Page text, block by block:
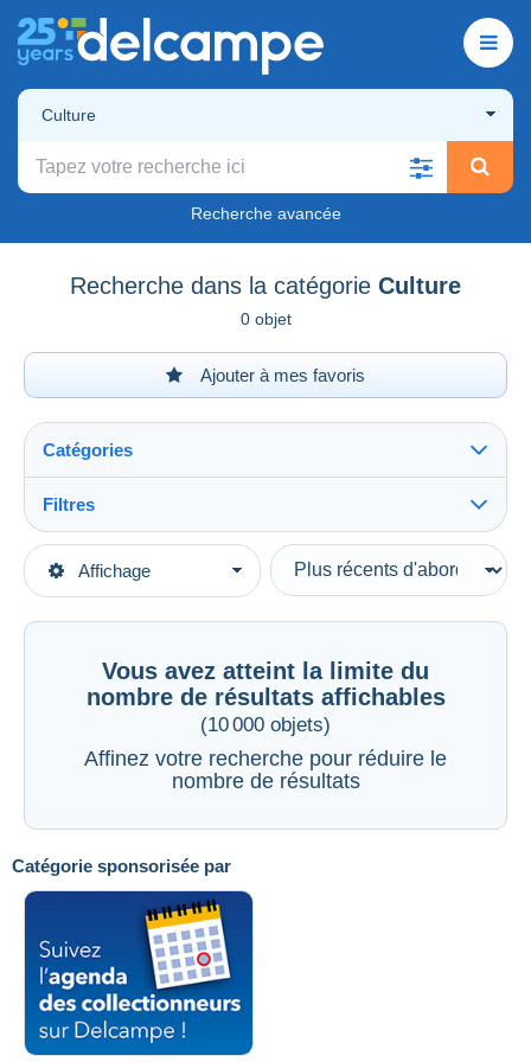
Culture
Recherche avancée
Recherche dans la catégorie Culture
0 objet
Ajouter à mes favoris
Affichage
Catégories
Catégories principales
Culture Tout voir
Filtres
Types de vente
En cours
Enchères avec offres
Enchères sans offres
Maisons de vente
Vendus
Nouveau
depuis
dans
Prix
De $US
Catégorie sponsorisée par
Vous avez atteint la limite du
nombre de résultats affichables
(10 000 objets)
Affinez votre recherche pour réduire le
nombre de résultats